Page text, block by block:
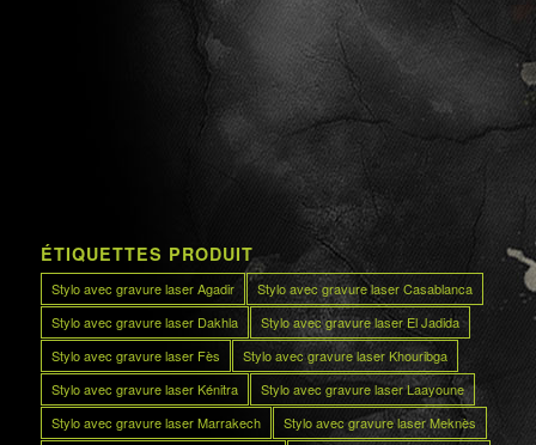
ÉTIQUETTES PRODUIT
Stylo avec gravure laser Agadir
Stylo avec gravure laser Casablanca
Stylo avec gravure laser Dakhla
Stylo avec gravure laser El Jadida
Stylo avec gravure laser Fès
Stylo avec gravure laser Khouribga
Stylo avec gravure laser Kénitra
Stylo avec gravure laser Laayoune
Stylo avec gravure laser Marrakech
Stylo avec gravure laser Meknès